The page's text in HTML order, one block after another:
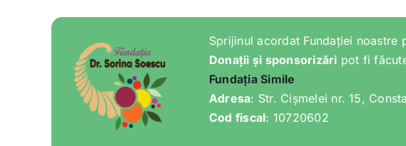
Sprijinul acordat Fundației
Donații și sponsorizări pot fi
Fundația Simile
Adresa: Str. Cișmelei nr. 15,
Cod fiscal: 10720602